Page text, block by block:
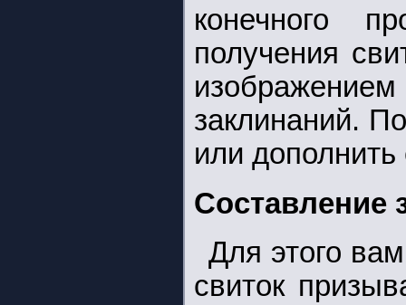
конечного
получения
заклинаний.
или дополнить
Составление
Для этого
свиток